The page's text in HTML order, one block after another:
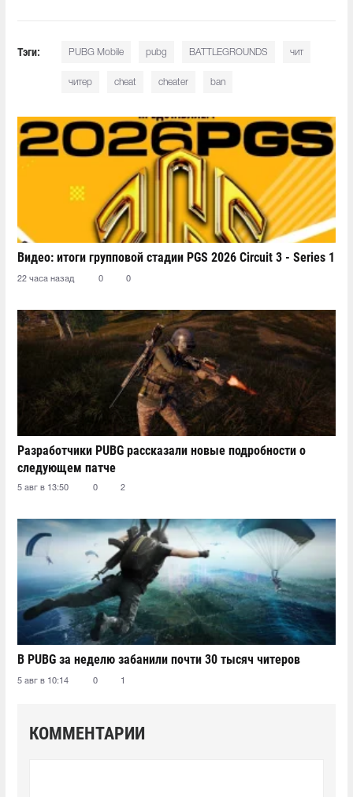
Тэги: PUBG Mobile pubg BATTLEGROUNDS чит
читер cheat cheater ban
Видео: итоги групповой стадии PGS 2026 Circuit 3 - Series 1
22 часа назад 0 0
Разработчики PUBG рассказали новые подробности о
следующем патче
5 авг в 13:50 0 2
В PUBG за неделю забанили почти 30 тысяч читеров
5 авг в 10:14 0 1
КОММЕНТАРИИ